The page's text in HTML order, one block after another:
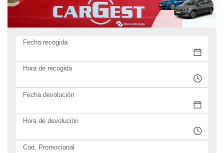
Fecha recogida
Hora de recogida
Fecha devolución
Hora de devolución
Cod. Promocional